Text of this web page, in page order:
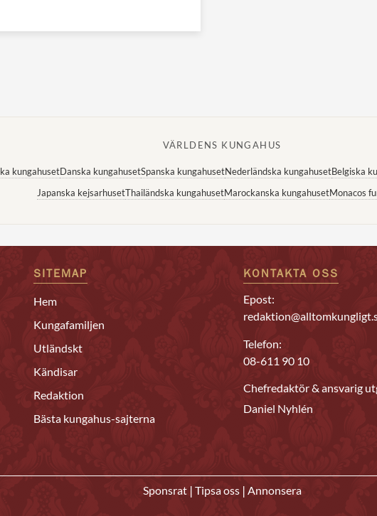
VÄRLDENS KUNGAHUS
kungahusetDanska kungahusetSpanska kungahusetNederländska kungahusetBelgiska
Japanska kejsarhusetThailändska kungahusetMarockanska kungahusetMonacos
SITEMAP
Hem
Kungafamiljen
Utländskt
Kändisar
Redaktion
Bästa kungahus-sajterna
KONTAKTA OSS
Epost:
Telefon:
08-611 90 10
Chefredaktör & ansvarig
Daniel Nyhlén
Sponsrat | Tipsa oss | Annonsera